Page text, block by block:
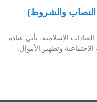
والشروط)
الإسلامية، تأتي عبادة
وتطهير الأموال.